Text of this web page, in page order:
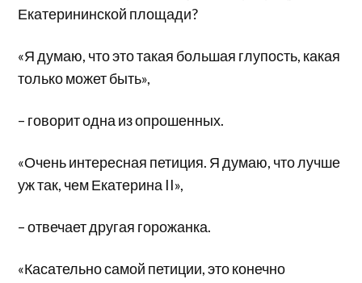
Екатерининской площади?
«Я думаю, что это такая большая глупость, какая
только может быть»,
– говорит одна из опрошенных.
«Очень интересная петиция. Я думаю, что лучше
уж так, чем Екатерина II»,
– отвечает другая горожанка.
«Касательно самой петиции, это конечно